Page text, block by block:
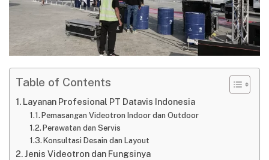
Table of Contents
Layanan Profesional PT Datavis Indonesia
Pemasangan Videotron Indoor dan Outdoor
Perawatan dan Servis
Konsultasi Desain dan Layout
Jenis Videotron dan Fungsinya